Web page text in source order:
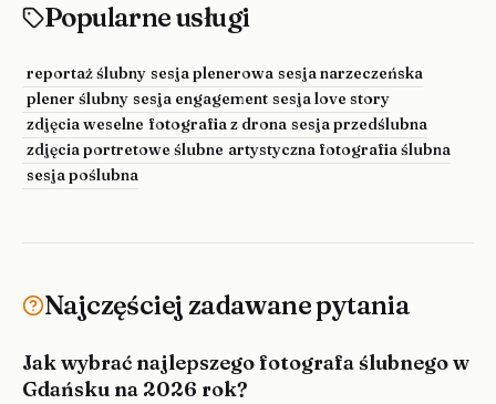
Popularne usługi
reportaż ślubny sesja plenerowa sesja narzeczeńska
plener ślubny sesja engagement sesja love story
zdjęcia weselne fotografia z drona sesja przedślubna
zdjęcia portretowe ślubne artystyczna fotografia ślubna
sesja poślubna
Najczęściej zadawane pytania
Jak wybrać najlepszego fotografa ślubnego w
Gdańsku na 2026 rok?